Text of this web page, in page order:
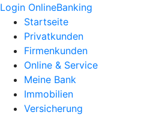
Login OnlineBanking
Startseite
Privatkunden
Firmenkunden
Online & Service
Meine Bank
Immobilien
Versicherung